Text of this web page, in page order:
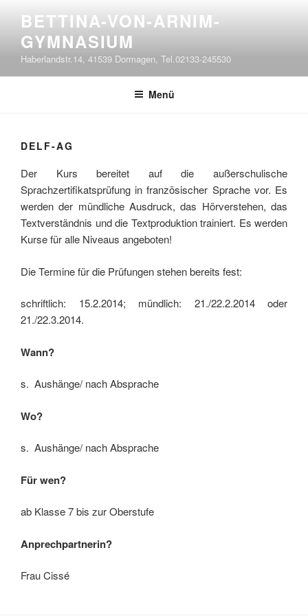
springen
BETTINA-VON-ARNIM-
GYMNASIUM
Haberlandstr.14, 41539 Dormagen, Tel.02133-245530
Menü
DELF-AG
Der Kurs bereitet auf die außerschulische
Sprachzertifikatsprüfung in französischer Sprache vor. Es
werden der mündliche Ausdruck, das Hörverstehen, das
Textverständnis und die Textproduktion trainiert. Es werden
Kurse für alle Niveaus angeboten!
Die Termine für die Prüfungen stehen bereits fest:
schriftlich: 15.2.2014; mündlich: 21./22.2.2014 oder
21./22.3.2014.
Wann?
s. Aushänge/ nach Absprache
Wo?
s. Aushänge/ nach Absprache
Für wen?
ab Klasse 7 bis zur Oberstufe
Anprechpartnerin?
Frau Cissé